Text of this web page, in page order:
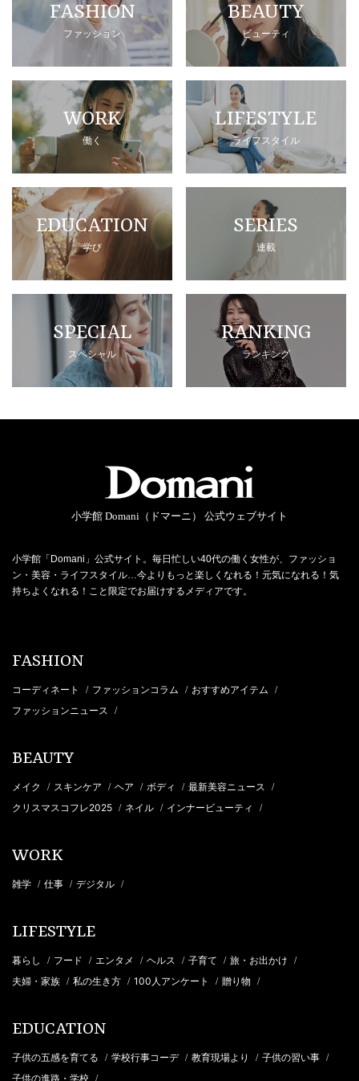
FASHION
ファッション
BEAUTY
ビューティ
WORK
働く
LIFESTYLE
ライフスタイル
EDUCATION
学び
SERIES
連載
SPECIAL
スペシャル
RANKING
ランキング
小学館 Domani（ドマーニ） 公式ウェブサイト
小学館「Domani」公式サイト。毎日忙しい40代の働く女性が、ファッショ
ン・美容・ライフスタイル…今よりもっと楽しくなれる！元気になれる！気
持ちよくなれる！こと限定でお届けするメディアです。
FASHION
コーディネート / ファッションコラム / おすすめアイテム /
ファッションニュース /
BEAUTY
メイク / スキンケア / ヘア / ボディ / 最新美容ニュース /
クリスマスコフレ2025 / ネイル / インナービューティ /
WORK
雑学 / 仕事 / デジタル /
LIFESTYLE
暮らし / フード / エンタメ / ヘルス / 子育て / 旅・お出かけ /
夫婦・家族 / 私の生き方 / 100人アンケート / 贈り物 /
EDUCATION
子供の五感を育てる / 学校行事コーデ / 教育現場より / 子供の習い事 /
子供の進路・学校 /